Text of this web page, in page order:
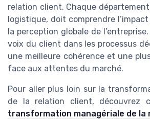
relation client. Chaque
logistique, doit comprendre
la perception globale de
voix du client dans les processus
une meilleure cohérence et une
face aux attentes du marché.
Pour aller plus loin sur la
de la relation client, découvrez
transformation managériale de la